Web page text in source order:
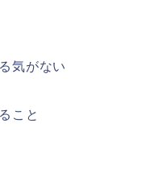
気がない
こと